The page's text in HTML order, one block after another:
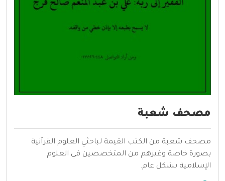
مصحف شعبة
مصحف شعبة من الكتب القيمة لباحثي العلوم القرآنية
بصورة خاصة وغيرهم من المتخصصين في العلوم
الإسلامية بشكل عام.